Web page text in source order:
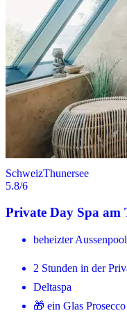
SchweizThunersee
5.8/6
Private Day Spa am
beheizter Aussenpool
2 Stunden in der
Deltaspa
🎁 ein Glas